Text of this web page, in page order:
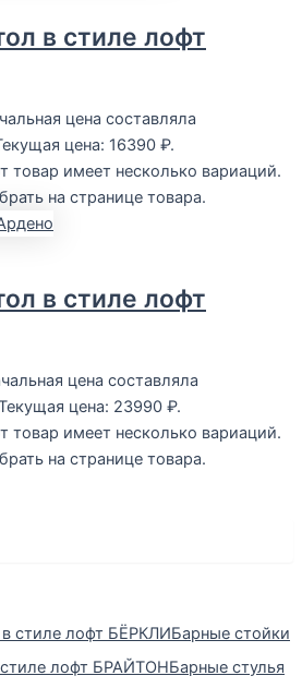
Барные стойки
Барные стулья
в стиле лофт
цена составляла
цена: 16390 ₽.
товар имеет несколько вариаций.
на странице товара.
в стиле лофт
цена составляла
цена: 23990 ₽.
товар имеет несколько вариаций.
на странице товара.